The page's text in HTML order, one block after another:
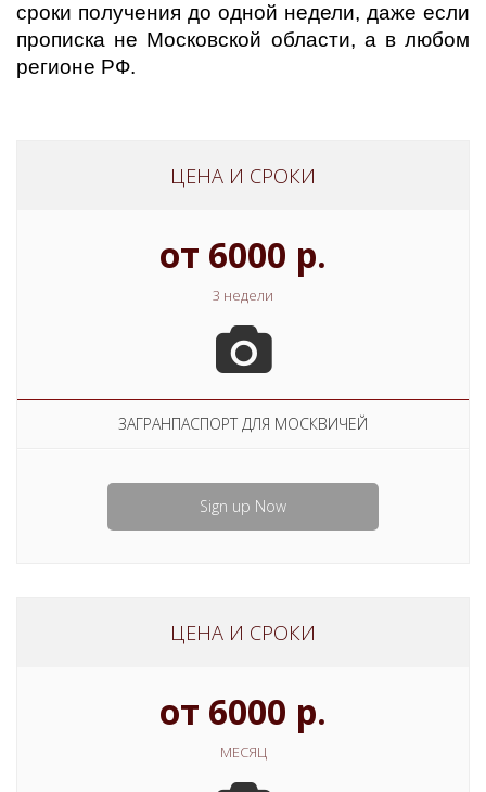
сроки получения до одной недели, даже если
прописка не Московской области, а в любом
регионе РФ.
ЦЕНА И СРОКИ
от 6000 р.
3 недели
ЗАГРАНПАСПОРТ ДЛЯ МОСКВИЧЕЙ
Sign up Now
ЦЕНА И СРОКИ
от 6000 р.
МЕСЯЦ